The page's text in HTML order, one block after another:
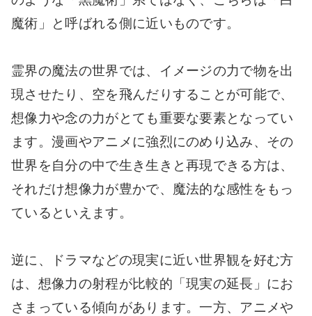
魔術」と呼ばれる側に近いものです。
霊界の魔法の世界では、イメージの力で物を出
現させたり、空を飛んだりすることが可能で、
想像力や念の力がとても重要な要素となってい
ます。漫画やアニメに強烈にのめり込み、その
世界を自分の中で生き生きと再現できる方は、
それだけ想像力が豊かで、魔法的な感性をもっ
ているといえます。
逆に、ドラマなどの現実に近い世界観を好む方
は、想像力の射程が比較的「現実の延長」にお
さまっている傾向があります。一方、アニメや